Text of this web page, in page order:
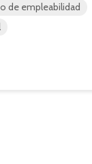
de empleabilidad